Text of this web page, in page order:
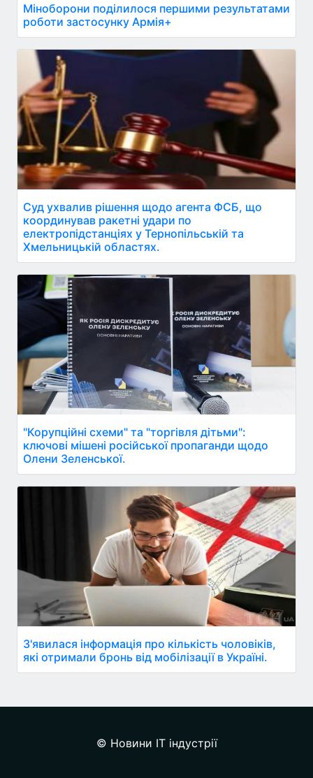
Міноборони поділилося першими результатами
роботи застосунку Армія+
Суд ухвалив рішення щодо агента ФСБ, що
координував ракетні удари по
електропідстанціях у Тернопільській та
Хмельницькій областях.
"Корупційні схеми" та "торгівля дітьми":
ключові мішені російської пропаганди щодо
Олени Зеленської.
З'явилася інформація про кількість чоловіків,
які отримали бронь від мобілізації в Україні.
© Новини IT індустрії